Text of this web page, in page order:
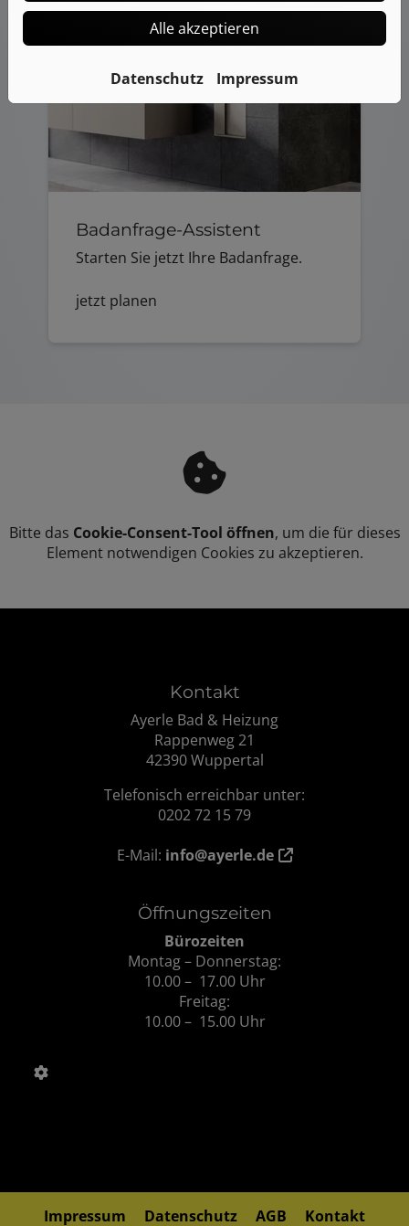
Badanfrage-Assistent
Starten Sie jetzt Ihre Badanfrage.
jetzt planen
Bitte das Cookie-Consent-Tool öffnen, um die für dieses
Element notwendigen Cookies zu akzeptieren.
Kontakt
Ayerle Bad & Heizung
Rappenweg 21
42390 Wuppertal
Telefonisch erreichbar unter:
0202 72 15 79
E-Mail: info@ayerle.de
Öffnungszeiten
Bürozeiten
Montag – Donnerstag:
10.00 – 17.00 Uhr
Freitag:
10.00 – 15.00 Uhr
Impressum Datenschutz AGB Kontakt
Alle akzeptieren
Datenschutz Impressum